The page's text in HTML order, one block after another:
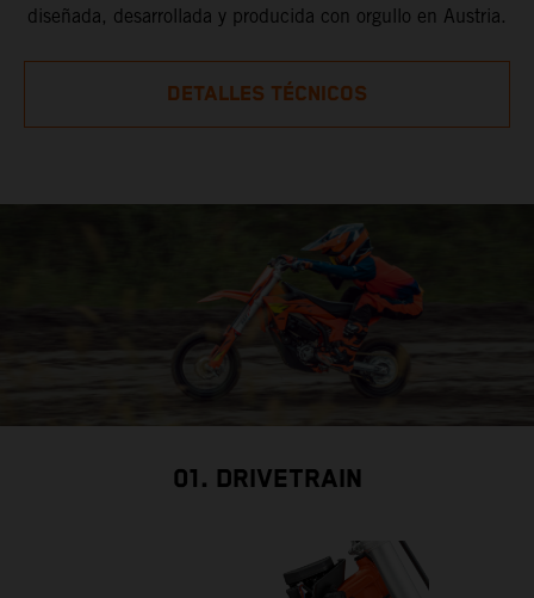
diseñada, desarrollada y producida con orgullo en Austria.
DETALLES TÉCNICOS
01. DRIVETRAIN